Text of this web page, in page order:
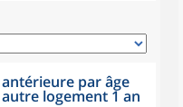
antérieure par âge
logement 1 an